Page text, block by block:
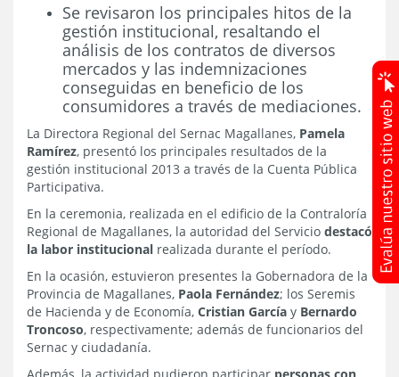
Se revisaron los principales hitos de la
gestión institucional, resaltando el
análisis de los contratos de diversos
mercados y las indemnizaciones
conseguidas en beneficio de los
consumidores a través de mediaciones.
La Directora Regional del Sernac Magallanes, Pamela
Ramírez, presentó los principales resultados de la
gestión institucional 2013 a través de la Cuenta Pública
Participativa.
En la ceremonia, realizada en el edificio de la Contraloría
Regional de Magallanes, la autoridad del Servicio destacó
la labor institucional realizada durante el período.
En la ocasión, estuvieron presentes la Gobernadora de la
Provincia de Magallanes, Paola Fernández; los Seremis
de Hacienda y de Economía, Cristian García y Bernardo
Troncoso, respectivamente; además de funcionarios del
Sernac y ciudadanía.
Además, la actividad pudieron participar personas con